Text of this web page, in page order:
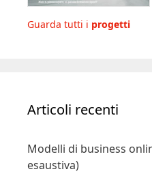
Guarda tutti i progetti
Articoli recenti
Modelli di business
esaustiva)